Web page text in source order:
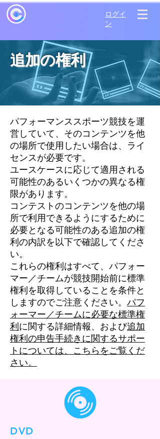
ログイ
ン
追加の権利
パフォーマンススポーツ競技を運
営していて、そのコンテンツを他
の場所で使用したい場合は、ライ
センスが必要です。
ユースケースに応じて適用される
可能性のあるいくつかの異なる権
限があります。
コンテストのコンテンツを他の場
所で利用できるようにするために
必要となる可能性のある追加の権
利の内訳を以下で確認してくださ
い。
これらの権利はすべて、パフォー
マー／チームが競技開始前に標準
権利を取得していることを条件と
しますのでご注意ください。 パフ
ォーマー／チームに必要な標準権
利 に関する詳細情報、および追加
権利の申告手続きに関するサポー
トについては、こちらをご覧くだ
さい。
DVD